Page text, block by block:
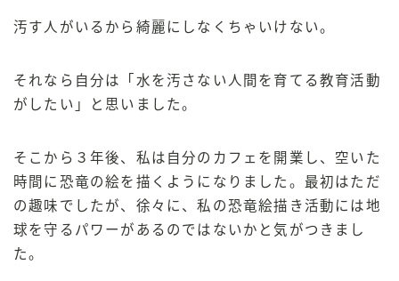
汚す人がいるから綺麗にしなくちゃいけない。
それなら自分は「水を汚さない人間を育てる教育活動
がしたい」と思いました。
そこから３年後、私は自分のカフェを開業し、空いた
時間に恐竜の絵を描くようになりました。最初はただ
の趣味でしたが、徐々に、私の恐竜絵描き活動には地
球を守るパワーがあるのではないかと気がつきまし
た。